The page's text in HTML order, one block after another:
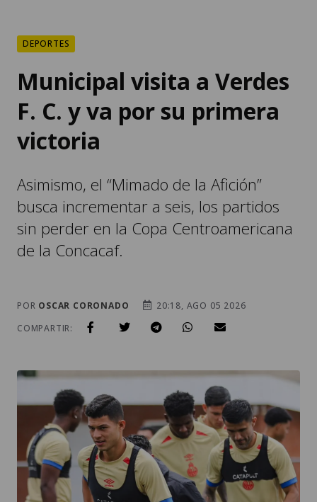
DEPORTES
Municipal visita a Verdes
F. C. y va por su primera
victoria
Asimismo, el “Mimado de la Afición”
busca incrementar a seis, los partidos
sin perder en la Copa Centroamericana
de la Concacaf.
POR OSCAR CORONADO
20:18, AGO 05 2026
COMPARTIR: